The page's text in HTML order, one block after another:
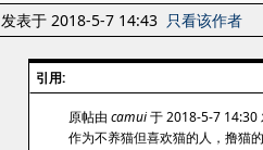
发表于 2018-5-7 14:43 只看该作者
引用:
原帖由 camui于 2018-5-7 14:30
作为不养猫但喜欢猫的人，撸猫